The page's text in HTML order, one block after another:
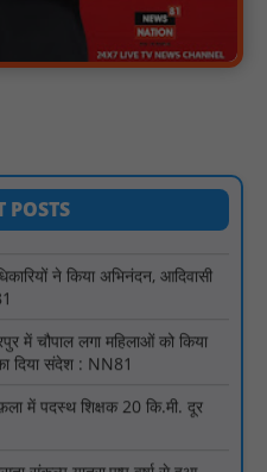
POSTS
स्वागत, सामाजिक समरसता का
ने किया अभिनंदन, आदिवासी
में चौपाल लगा महिलाओं को किया
दिया संदेश : NN81
में पदस्थ शिक्षक 20 कि.मी. दूर
संकल्प यात्रा,पुष्प वर्षा से हुआ